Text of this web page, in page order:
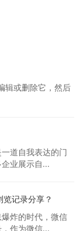
辑或删除它，然后
道自我表达的门
业展示自...
记录分享？
炸的时代，微信
作为微信...